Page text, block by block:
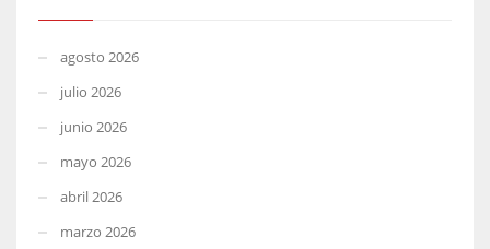
agosto 2026
julio 2026
junio 2026
mayo 2026
abril 2026
marzo 2026